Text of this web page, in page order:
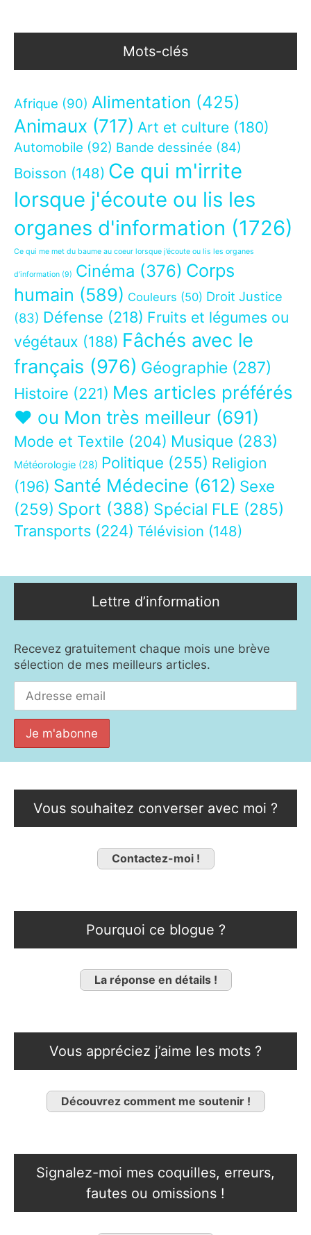
Mots-clés
Afrique (90) Alimentation (425)
Animaux (717) Art et culture (180)
Automobile (92) Bande dessinée (84)
Boisson (148) Ce qui m'irrite
lorsque j'écoute ou lis les
organes d'information (1726)
Ce qui me met du baume au coeur lorsque j’écoute ou lis les organes
d’information (9) Cinéma (376) Corps
humain (589) Couleurs (50) Droit Justice
(83) Défense (218) Fruits et légumes ou
végétaux (188) Fâchés avec le
français (976) Géographie (287)
Histoire (221) Mes articles préférés
❤ ou Mon très meilleur (691)
Mode et Textile (204) Musique (283)
Météorologie (28) Politique (255) Religion
(196) Santé Médecine (612) Sexe
(259) Sport (388) Spécial FLE (285)
Transports (224) Télévision (148)
Lettre d’information
Recevez gratuitement chaque mois une brève
sélection de mes meilleurs articles.
Vous souhaitez converser avec moi ?
Contactez-moi !
Pourquoi ce blogue ?
La réponse en détails !
Vous appréciez j’aime les mots ?
Découvrez comment me soutenir !
Signalez-moi mes coquilles, erreurs,
fautes ou omissions !